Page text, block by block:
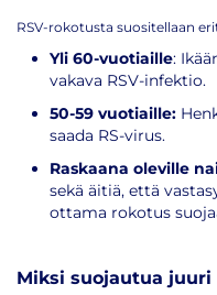
RSV-rokotusta suositellaan
Yli 60-vuotiaille:
vakava RSV-infektio.
50-59 vuotiaille:
saada RS-virus.
Raskaana oleville
sekä äitiä, että
ottama rokotus
Miksi suojautua juuri